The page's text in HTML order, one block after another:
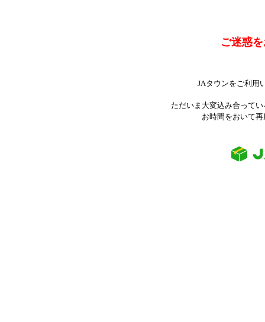
ご迷惑
JAタウンをご利用
ただいま大変込み合って
お時間をおいて